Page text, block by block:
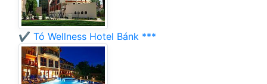
✔️ Tó Wellness Hotel Bánk ***